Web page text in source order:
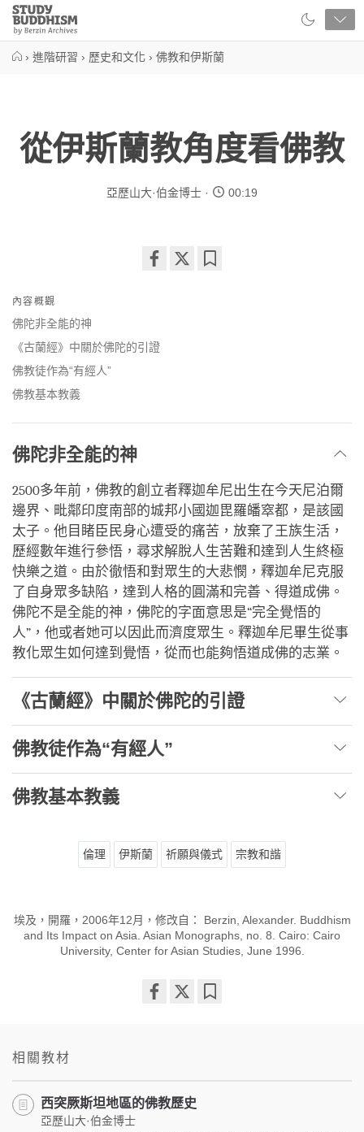
Close
Study
Buddhism
› 進階研習 › 歷史和文化 › 佛教和伊斯蘭
從伊斯蘭教角度看佛教
亞歷山大·伯金博士 00:19
內容概觀
佛陀非全能的神
《古蘭經》中關於佛陀的引證
佛教徒作為“有經人”
佛教基本教義
佛陀非全能的神
2500多年前，佛教的創立者釋迦牟尼出生在今天尼泊爾
邊界、毗鄰印度南部的城邦小國迦毘羅皤窣都，是該國
太子。他目睹臣民身心遭受的痛苦，放棄了王族生活，
歷經數年進行參悟，尋求解脫人生苦難和達到人生終極
快樂之道。由於徹悟和對眾生的大悲憫，釋迦牟尼克服
了自身眾多缺陷，達到人格的圓滿和完善、得道成佛。
佛陀不是全能的神，佛陀的字面意思是“完全覺悟的
人”，他或者她可以因此而濟度眾生。釋迦牟尼畢生從事
教化眾生如何達到覺悟，從而也能夠悟道成佛的志業。
《古蘭經》中關於佛陀的引證
佛教徒作為“有經人”
佛教基本教義
倫理 伊斯蘭 祈願與儀式 宗教和諧
埃及，開羅，2006年12月，修改自： Berzin, Alexander. Buddhism
and Its Impact on Asia. Asian Monographs, no. 8. Cairo: Cairo
University, Center for Asian Studies, June 1996.
相關教材
西突厥斯坦地區的佛教歷史
亞歷山大·伯金博士